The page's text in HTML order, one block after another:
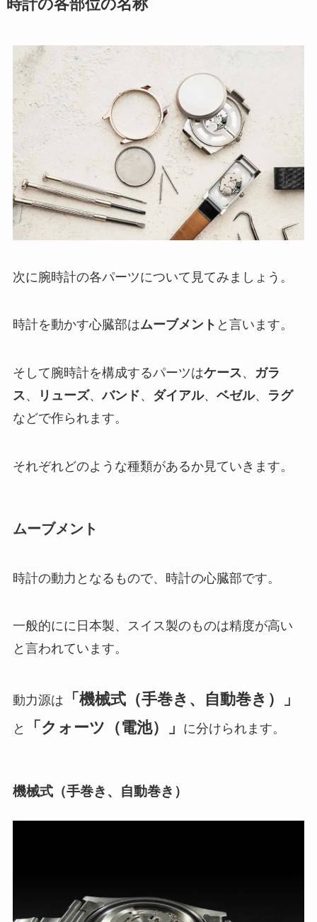
時計の各部位の名称
次に腕時計の各パーツについて見てみましょう。
時計を動かす心臓部はムーブメント と言います。
そして腕時計を構成するパーツはケース、
ガラ
ス、 リューズ、バンド、 ダイアル、 ベゼル、
ラグ
などで作られます。
それぞれどのような種類があるか見ていきます。
ムーブメント
時計の動力となるもので、時計の心臓部です。
一般的にに日本製、スイス製のものは精度が高い
と言われています。
動力源は 「機械式（手巻き、自動巻き）」
と 「クォーツ（電池）」 に分けられます。
機械式（手巻き、自動巻き）